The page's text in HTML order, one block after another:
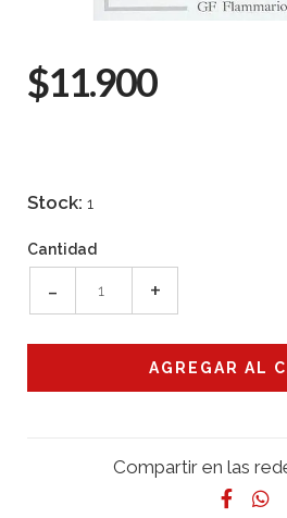
$11.900
Stock: 1
Cantidad
- +
Compartir en las